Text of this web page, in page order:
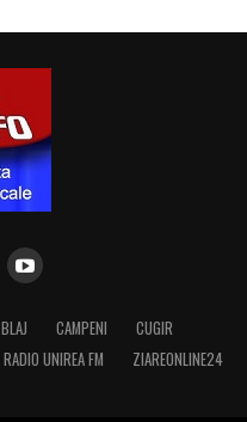
BLAJ CAMPENI
CUGIR
RADIO UNIREA FM ZIAREONLINE24